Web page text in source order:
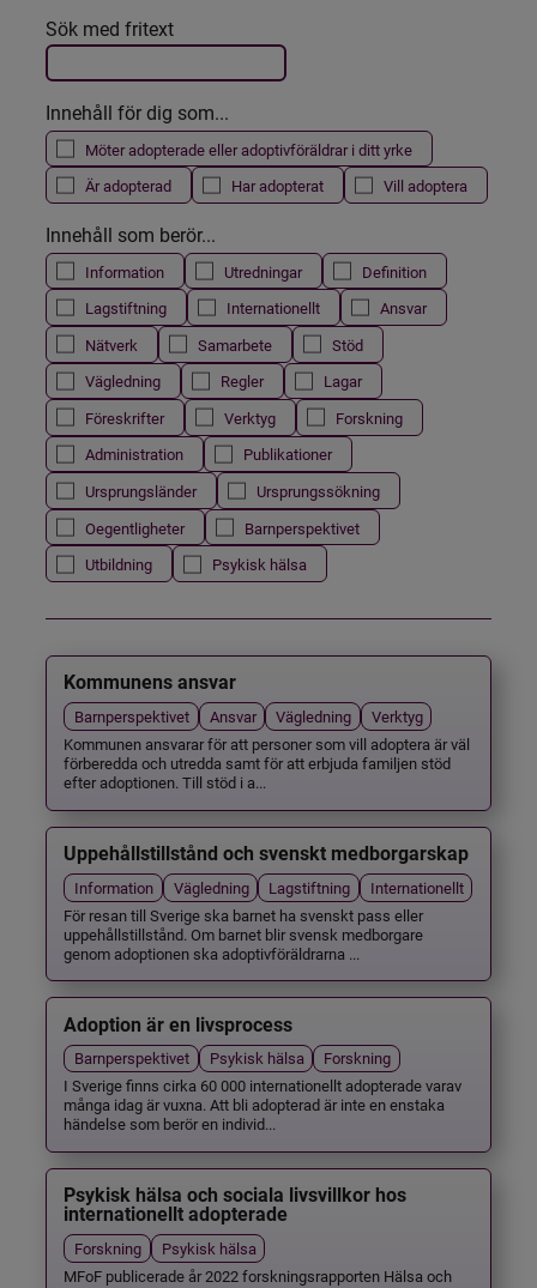
Filtrera resultatet
Det här formuläret postas automatiskt
Sök med fritext
Innehåll för dig som...
Möter adopterade eller adoptivföräldrar i ditt yrke
Är adopterad
Har adopterat Vill adoptera
Innehåll som berör...
Information Utredningar
Definition
Lagstiftning
Internationellt
Ansvar
Nätverk
Samarbete
Stöd
Vägledning
Regler
Lagar
Föreskrifter
Verktyg
Forskning
Administration
Publikationer
Ursprungsländer
Ursprungssökning
Oegentligheter
Barnperspektivet
Utbildning
Psykisk hälsa
Kommunens ansvar
Barnperspektivet Ansvar Vägledning
Verktyg
Kommunen ansvarar för att personer som vill adoptera är väl
förberedda och utredda samt för att erbjuda familjen stöd
efter adoptionen. Till stöd i a...
Uppehållstillstånd och svenskt medborgarskap
Information Vägledning Lagstiftning
Internationellt
För resan till Sverige ska barnet ha svenskt pass eller
uppehållstillstånd. Om barnet blir svensk medborgare
genom adoptionen ska adoptivföräldrarna ...
Adoption är en livsprocess
Barnperspektivet Psykisk hälsa
Forskning
I Sverige finns cirka 60 000 internationellt adopterade varav
många idag är vuxna. Att bli adopterad är inte en enstaka
händelse som berör en individ...
Psykisk hälsa och sociala livsvillkor hos
internationellt adopterade
Forskning
Psykisk hälsa
MFoF publicerade år 2022 forskningsrapporten Hälsa och